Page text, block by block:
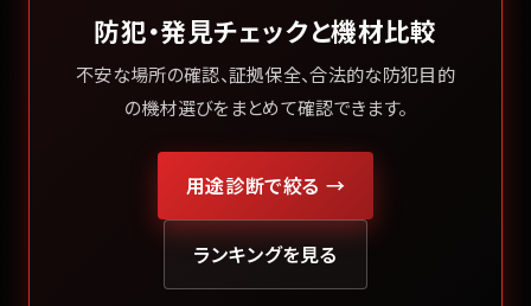
防犯・発見チェックと機材比較
不安な場所の確認、証拠保全、合法的な防犯目的
の機材選びをまとめて確認できます。
用途診断で絞る →
ランキングを見る